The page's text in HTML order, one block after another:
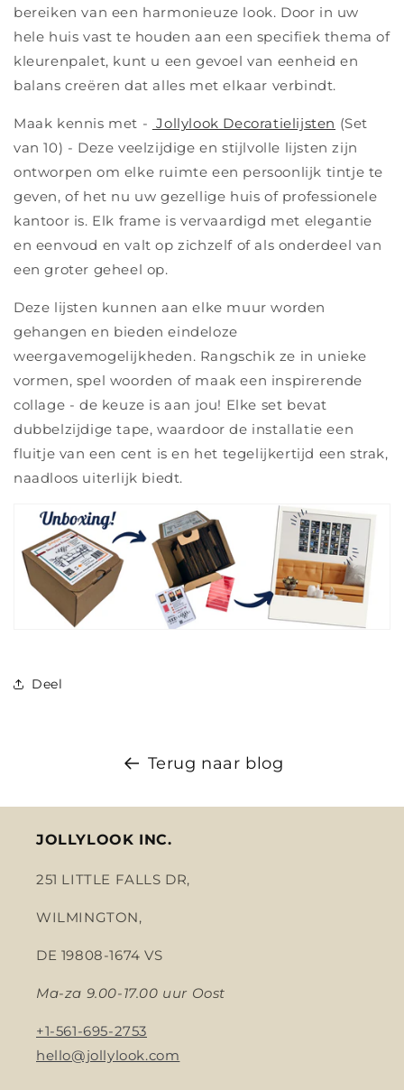
bereiken van een harmonieuze look. Door in uw
hele huis vast te houden aan een specifiek thema of
kleurenpalet, kunt u een gevoel van eenheid en
balans creëren dat alles met elkaar verbindt.
Maak kennis met - Jollylook Decoratielijsten (Set
van 10) - Deze veelzijdige en stijlvolle lijsten zijn
ontworpen om elke ruimte een persoonlijk tintje te
geven, of het nu uw gezellige huis of professionele
kantoor is. Elk frame is vervaardigd met elegantie
en eenvoud en valt op zichzelf of als onderdeel van
een groter geheel op.
Deze lijsten kunnen aan elke muur worden
gehangen en bieden eindeloze
weergavemogelijkheden. Rangschik ze in unieke
vormen, spel woorden of maak een inspirerende
collage - de keuze is aan jou! Elke set bevat
dubbelzijdige tape, waardoor de installatie een
fluitje van een cent is en het tegelijkertijd een strak,
naadloos uiterlijk biedt.
Deel
Terug naar blog
JOLLYLOOK INC.
251 LITTLE FALLS DR,
WILMINGTON,
DE 19808-1674 VS
Ma-za 9.00-17.00 uur Oost
+1-561-695-2753
hello@jollylook.com